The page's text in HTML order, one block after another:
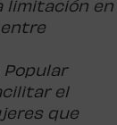
limitación en
entre
Popular
el
que